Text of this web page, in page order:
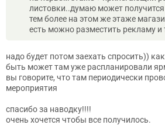
листовки..думаю может получится
тем более на этом же этаже
есть можно разместить рекламу и
надо будет потом заехать спросить))
быть может там уже распланировали
вы говорите, что там периодически
мероприятия
спасибо за наводку!!!!
очень хочется чтобы все получилось.